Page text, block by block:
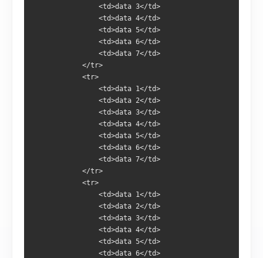
                <td>data 3</td>
                <td>data 4</td>
                <td>data 5</td>
                <td>data 6</td>
                <td>data 7</td>
            </tr>
            <tr>
                <td>data 1</td>
                <td>data 2</td>
                <td>data 3</td>
                <td>data 4</td>
                <td>data 5</td>
                <td>data 6</td>
                <td>data 7</td>
            </tr>
            <tr>
                <td>data 1</td>
                <td>data 2</td>
                <td>data 3</td>
                <td>data 4</td>
                <td>data 5</td>
                <td>data 6</td>